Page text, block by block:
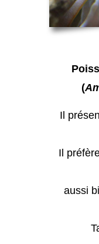
(
Il
Il
aussi